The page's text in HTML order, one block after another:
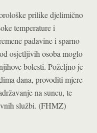
prilike djelimično
temperature i
padavine i sparno
osjetljivih osoba moglo
bolesti. Poželjno je
dana, provoditi mjere
na suncu, te
službi. (FHMZ)